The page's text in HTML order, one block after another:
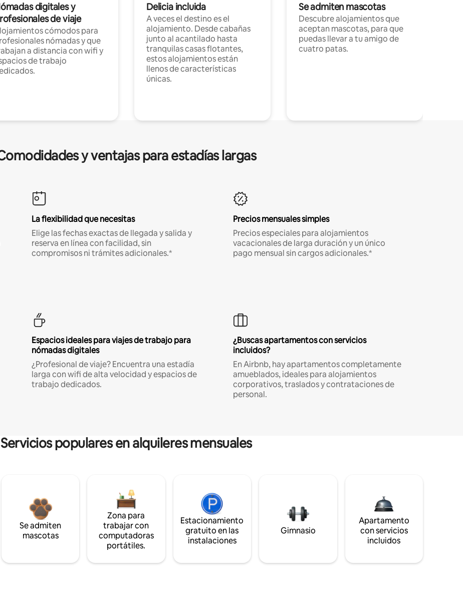
digitales y
de viaje
cómodos para
nómadas y que
a distancia con wifi y
de trabajo
Delicia incluida
A veces el destino es el
alojamiento. Desde cabañas
junto al acantilado hasta
tranquilas casas flotantes,
estos alojamientos están
llenos de características
únicas.
Se admiten mascotas
Descubre alojamientos que
aceptan mascotas, para que
puedas llevar a tu amigo de
cuatro patas.
y ventajas para estadías largas
La flexibilidad que necesitas
Elige las fechas exactas de llegada y salida y
reserva en línea con facilidad, sin
compromisos ni trámites adicionales.*
Precios mensuales simples
Precios especiales para alojamientos
vacacionales de larga duración y un único
pago mensual sin cargos adicionales.*
Espacios ideales para viajes de trabajo para
nómadas digitales
¿Profesional de viaje? Encuentra una estadía
larga con wifi de alta velocidad y espacios de
trabajo dedicados.
¿Buscas apartamentos con servicios
incluidos?
En Airbnb, hay apartamentos completamente
amueblados, ideales para alojamientos
corporativos, traslados y contrataciones de
personal.
Servicios populares en alquileres mensuales
Se admiten
mascotas
Zona para
trabajar con
computadoras
portátiles.
Estacionamiento
gratuito en las
instalaciones
Gimnasio
Apartamento
con servicios
incluidos